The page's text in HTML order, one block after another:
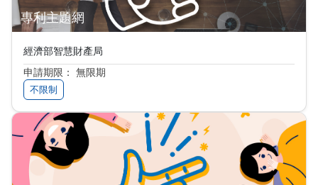
專利主題網
經濟部智慧財產局
申請期限： 無限期
不限制